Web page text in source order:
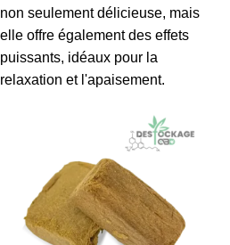
non seulement délicieuse, mais
elle offre également des effets
puissants, idéaux pour la
relaxation et l'apaisement.